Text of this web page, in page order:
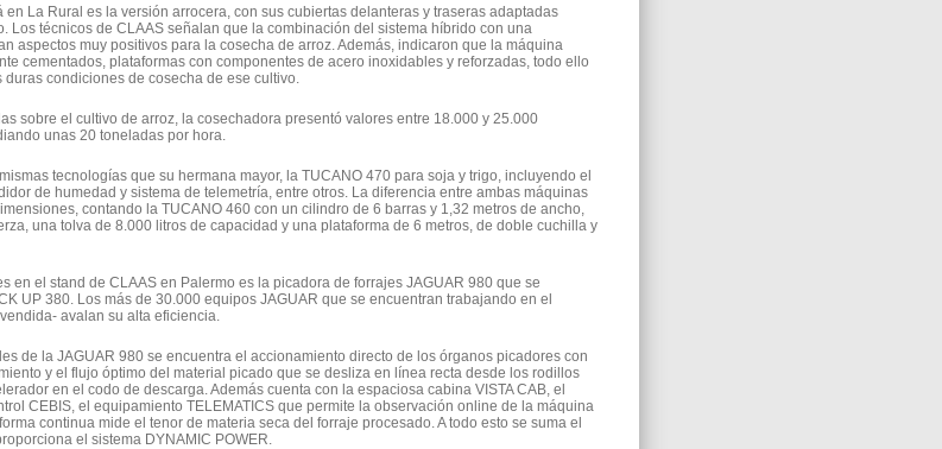
en La Rural es la versión arrocera, con sus cubiertas delanteras y traseras adaptadas
Los técnicos de CLAAS señalan que la combinación del sistema híbrido con una
aspectos muy positivos para la cosecha de arroz. Además, indicaron que la máquina
cementados, plataformas con componentes de acero inoxidables y reforzadas, todo ello
condiciones de cosecha de ese cultivo.
sobre el cultivo de arroz, la cosechadora presentó valores entre 18.000 y 25.000
unas 20 toneladas por hora.
tecnologías que su hermana mayor, la TUCANO 470 para soja y trigo, incluyendo el
de humedad y sistema de telemetría, entre otros. La diferencia entre ambas máquinas
contando la TUCANO 460 con un cilindro de 6 barras y 1,32 metros de ancho,
una tolva de 8.000 litros de capacidad y una plataforma de 6 metros, de doble cuchilla y
en el stand de CLAAS en Palermo es la picadora de forrajes JAGUAR 980 que se
UP 380. Los más de 30.000 equipos JAGUAR que se encuentran trabajando en el
avalan su alta eficiencia.
de la JAGUAR 980 se encuentra el accionamiento directo de los órganos picadores con
y el flujo óptimo del material picado que se desliza en línea recta desde los rodillos
en el codo de descarga. Además cuenta con la espaciosa cabina VISTA CAB, el
CEBIS, el equipamiento TELEMATICS que permite la observación online de la máquina
continua mide el tenor de materia seca del forraje procesado. A todo esto se suma el
el sistema DYNAMIC POWER.